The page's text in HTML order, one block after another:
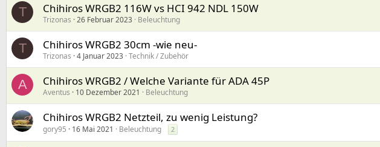
T Chihiros WRGB2 116W vs HCI 942 NDL 150W
Trizonas 26 Februar 2023 Beleuchtung
T Chihiros WRGB2 30cm -wie neu-
Trizonas 4 Januar 2023 Technik / Zubehör
A Chihiros WRGB2 / Welche Variante für ADA 45P
Aventus 10 Dezember 2021 Beleuchtung
Chihiros WRGB2 Netzteil, zu wenig Leistung?
gory95 16 Mai 2021 Beleuchtung 2